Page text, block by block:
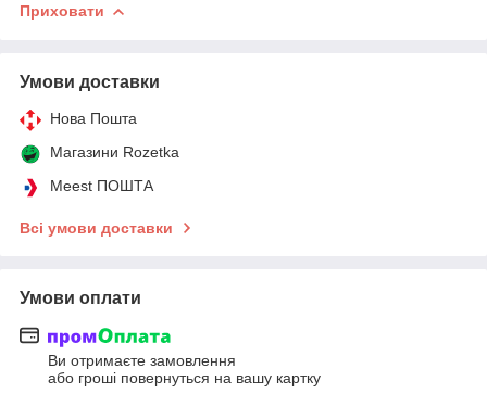
Приховати
Умови доставки
Нова Пошта
Магазини Rozetka
Meest ПОШТА
Всі умови доставки
Умови оплати
Ви отримаєте замовлення
або гроші повернуться на вашу картку